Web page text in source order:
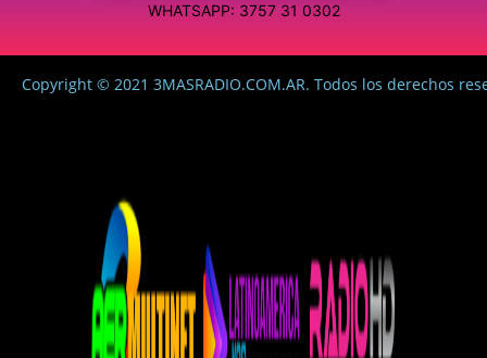
WHATSAPP: 3757 31 0302
Copyright © 2021 3MASRADIO.COM.AR. Todos los derechos